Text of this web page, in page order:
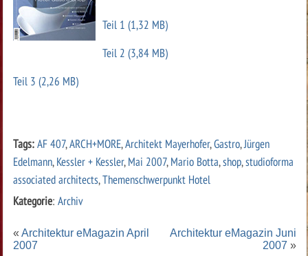
Teil 1 (1,32 MB)
Teil 2 (3,84 MB)
Teil 3 (2,26 MB)
Tags:AF 407,ARCH+MORE,Architekt Mayerhofer,Gastro,Jürgen
Edelmann,Kessler + Kessler,Mai 2007,Mario Botta,shop,studioforma
associated architects,Themenschwerpunkt Hotel
Kategorie: Archiv
« Architektur eMagazin April
2007
Architektur eMagazin Juni
2007 »